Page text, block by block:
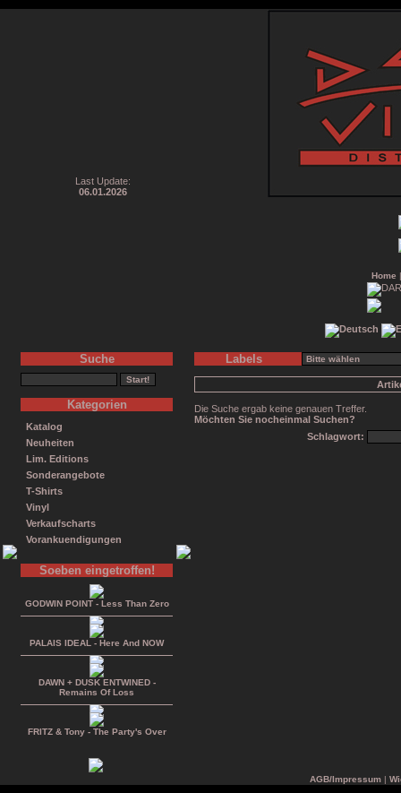
Last Update:
06.01.2026
Home
Suche
Kategorien
Katalog
Neuheiten
Lim. Editions
Sonderangebote
T-Shirts
Vinyl
Verkaufscharts
Vorankuendigungen
Soeben eingetroffen!
GODWIN POINT - Less Than Zero
PALAIS IDEAL - Here And NOW
DAWN + DUSK ENTWINED -
Remains Of Loss
FRITZ & Tony - The Party's Over
Labels
Die Suche ergab keine genauen Treffer.
Möchten Sie nocheinmal Suchen?
Schlagwort:
AGB/Impressum|